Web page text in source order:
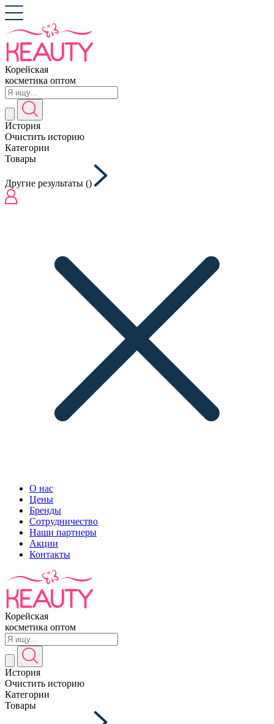
Корейская
косметика оптом
История
Очистить историю
Категории
Товары
Другие результаты ()
О нас
Цены
Бренды
Сотрудничество
Наши партнеры
Акции
Контакты
Корейская
косметика оптом
История
Очистить историю
Категории
Товары